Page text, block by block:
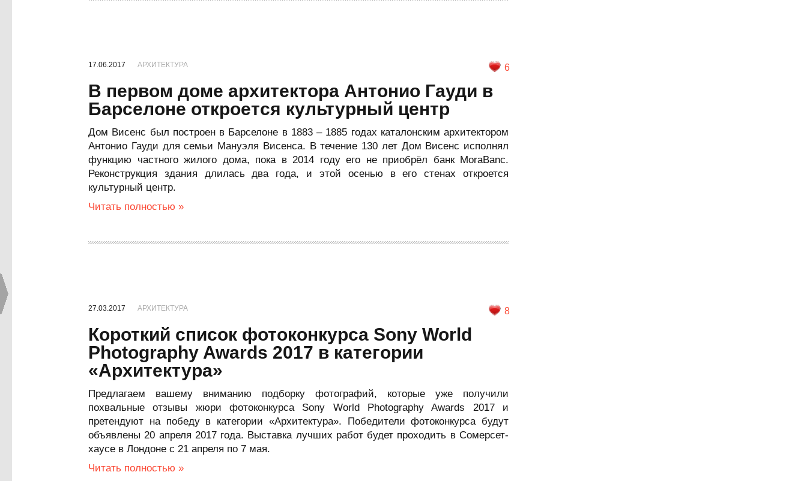
17.06.2017 АРХИТЕКТУРА 6
В первом доме архитектора Антонио Гауди в
Барселоне откроется культурный центр
Дом Висенс был построен в Барселоне в 1883 – 1885 годах каталонским архитектором
Антонио Гауди для семьи Мануэля Висенса. В течение 130 лет Дом Висенс исполнял
функцию частного жилого дома, пока в 2014 году его не приобрёл банк MoraBanc.
Реконструкция здания длилась два года, и этой осенью в его стенах откроется
культурный центр.
Читать полностью »
27.03.2017 АРХИТЕКТУРА 8
Короткий список фотоконкурса Sony World
Photography Awards 2017 в категории
«Архитектура»
Предлагаем вашему вниманию подборку фотографий, которые уже получили
похвальные отзывы жюри фотоконкурса Sony World Photography Awards 2017 и
претендуют на победу в категории «Архитектура». Победители фотоконкурса будут
объявлены 20 апреля 2017 года. Выставка лучших работ будет проходить в Сомерсет-
хаусе в Лондоне с 21 апреля по 7 мая.
Читать полностью »